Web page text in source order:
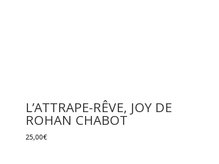
L’ATTRAPE-RÊVE, JOY DE
ROHAN CHABOT
25,00€